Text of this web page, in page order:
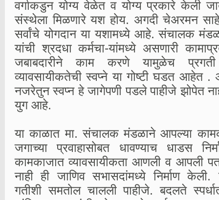
वर्गाकडुन योग्य वेळेत व योग्य प्रकारे केली
संस्थेला मिळणारे यश होय. अगदी चेअरमन
सर्वांचे योगदान या यशामध्ये आहे. संचालक
यांची श्रदधा कर्मचा-यांमध्ये असणारी
जबाबदारीने काम करणे यामुळेच
व्यावसायीकतेची स्वप्ने या गोष्टी घडत आहेत .
नजरेतुन स्वप्न हे जागेपणी पडले पाहीजे झोपेत
युग आहे.
या काळात मा. संचालक मंडळाने आपल्या
जगाच्या प्रवाहासोबत धावण्याच धाडस
कामकाजात व्यावसायीकता आणली व आपली
नाही ही जाणिव सभासदांमध्ये निर्माण केली.
गतीशी समतोल चालली पाहीजे. बदलते